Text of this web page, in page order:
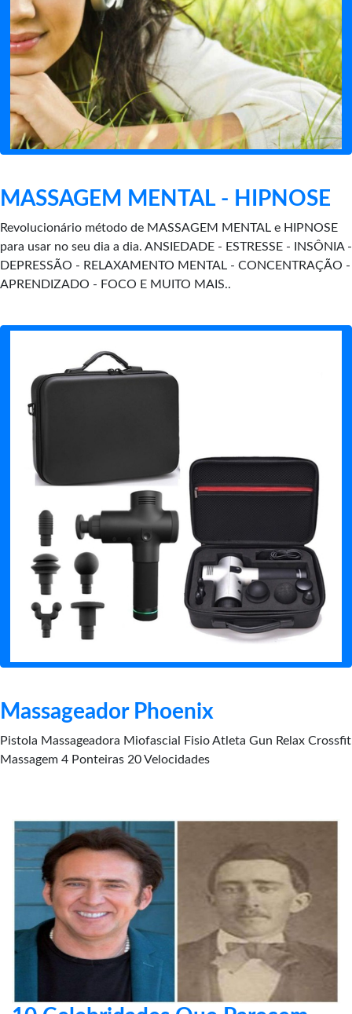
MASSAGEM MENTAL - HIPNOSE
Revolucionário método de MASSAGEM MENTAL e HIPNOSE
para usar no seu dia a dia. ANSIEDADE - ESTRESSE - INSÔNIA -
DEPRESSÃO - RELAXAMENTO MENTAL - CONCENTRAÇÃO -
APRENDIZADO - FOCO E MUITO MAIS..
Massageador Phoenix
Pistola Massageadora Miofascial Fisio Atleta Gun Relax Crossfit
Massagem 4 Ponteiras 20 Velocidades